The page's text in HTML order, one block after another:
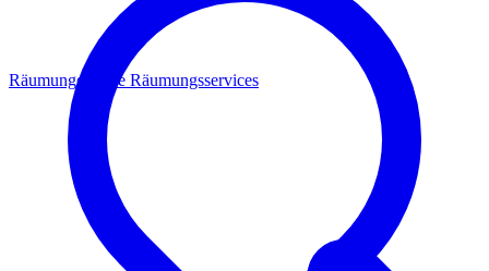
Räumungen Alle Räumungsservices